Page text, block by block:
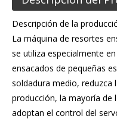
Descripción de la
La máquina de resortes
se utiliza especialmente
ensacados de pequeñas
soldadura medio, reduzca
producción, la mayoría de
adoptan el control del